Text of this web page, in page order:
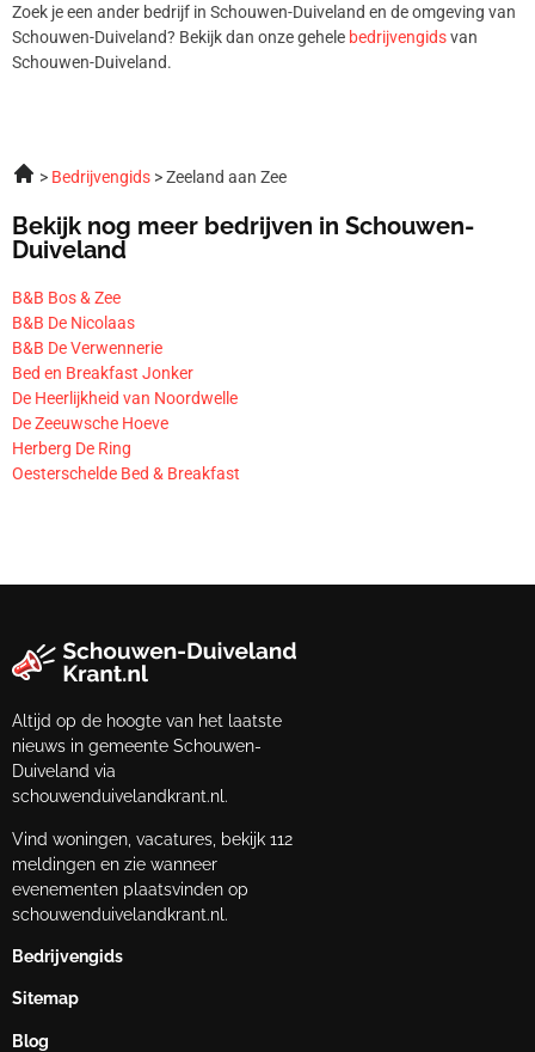
Zoek je een ander bedrijf in Schouwen-Duiveland en de omgeving van
Schouwen-Duiveland? Bekijk dan onze gehele bedrijvengidsvan
Schouwen-Duiveland.
Bedrijvengids Zeeland aan Zee
Bekijk nog meer bedrijven in Schouwen-
Duiveland
B&B Bos & Zee
B&B De Nicolaas
B&B De Verwennerie
Bed en Breakfast Jonker
De Heerlijkheid van Noordwelle
De Zeeuwsche Hoeve
Herberg De Ring
Oesterschelde Bed & Breakfast
Altijd op de hoogte van het laatste
nieuws in gemeente Schouwen-
Duiveland via
schouwenduivelandkrant.nl.
Vind woningen, vacatures, bekijk 112
meldingen en zie wanneer
evenementen plaatsvinden op
schouwenduivelandkrant.nl.
Bedrijvengids
Sitemap
Blog